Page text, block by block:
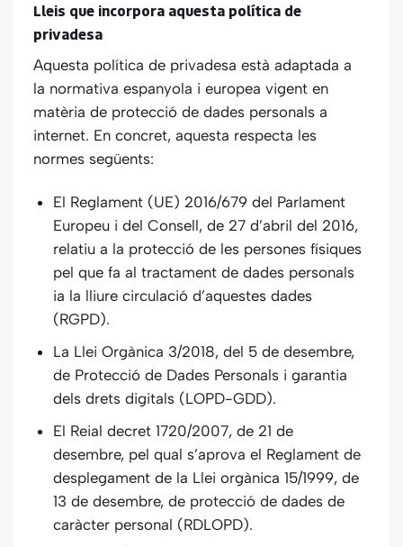
Lleis que incorpora aquesta política de
privadesa
Aquesta política de privadesa està adaptada a
la normativa espanyola i europea vigent en
matèria de protecció de dades personals a
internet. En concret, aquesta respecta les
normes següents:
El Reglament (UE) 2016/679 del Parlament
Europeu i del Consell, de 27 d’abril del 2016,
relatiu a la protecció de les persones físiques
pel que fa al tractament de dades personals
ia la lliure circulació d’aquestes dades
(RGPD).
La Llei Orgànica 3/2018, del 5 de desembre,
de Protecció de Dades Personals i garantia
dels drets digitals (LOPD-GDD).
El Reial decret 1720/2007, de 21 de
desembre, pel qual s’aprova el Reglament de
desplegament de la Llei orgànica 15/1999, de
13 de desembre, de protecció de dades de
caràcter personal (RDLOPD).